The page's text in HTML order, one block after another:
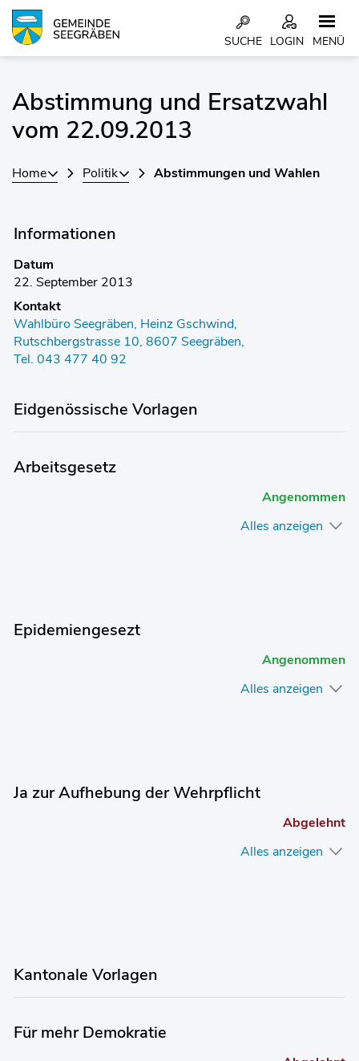
Kopfzeile
LOGIN
SUCHE MENÜ
Abstimmung und Ersatzwahl
vom 22.09.2013
Home Politik Abstimmungen und Wahlen
Informationen
Datum
22. September 2013
Kontakt
Wahlbüro Seegräben, Heinz Gschwind,
Rutschbergstrasse 10, 8607 Seegräben,
Tel. 043 477 40 92
Eidgenössische Vorlagen
Arbeitsgesetz
Angenommen
Alles anzeigen
Epidemiengesezt
Angenommen
Alles anzeigen
Ja zur Aufhebung der Wehrpflicht
Abgelehnt
Alles anzeigen
Kantonale Vorlagen
Für mehr Demokratie
Zugehörige Objekte